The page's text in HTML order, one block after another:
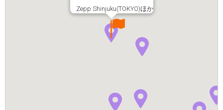
Zepp Shinjuku(TOKYO)ほか